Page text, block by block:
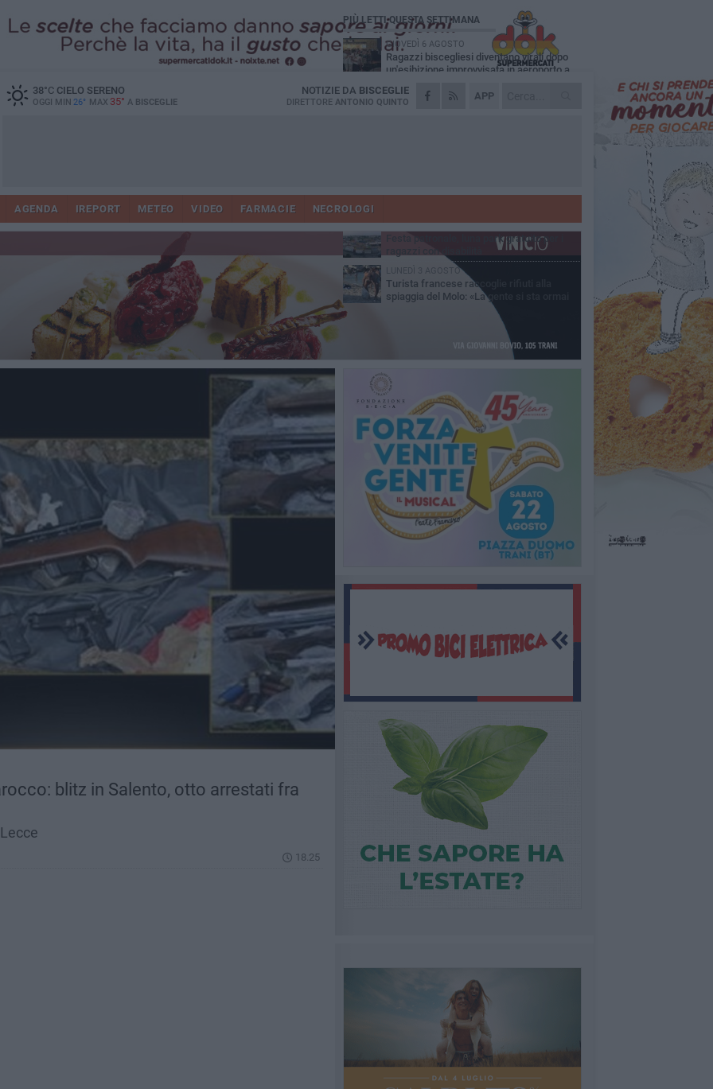
38°CCIELO SERENO
OGGI MIN 26° MAX 35° A BISCEGLIE
APP
NOTIZIE DA BISCEGLIE
DIRETTORE ANTONIO QUINTO
AGENDA IREPORT METEO VIDEO FARMACIE NECROLOGI
blitz in Salento, otto arrestati fra
18.25
PIÙ LETTI QUESTA SETTIMANA
GIOVEDÌ 6 AGOSTO
Ragazzi biscegliesi diventano virali dopo
un'esibizione improvvisata in aeroporto a
MARTEDÌ 4 AGOSTO
Emergenza caldo, il Comune di Bisceglie
Due auto incendiate nella notte in via Dieta
MERCOLEDÌ 5 AGOSTO
Festa patronale, luna park gratuito per i
LUNEDÌ 3 AGOSTO
Turista francese raccoglie rifiuti alla
spiaggia del Molo: «La gente si sta ormai
abituando»